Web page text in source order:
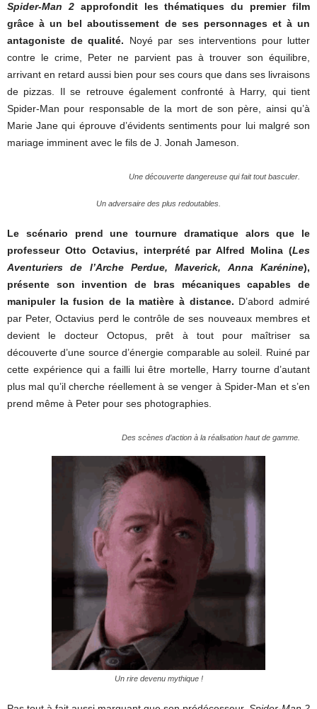
Spider-Man 2approfondit les thématiques du premier film
grâce à un bel aboutissement de ses personnages et à un
antagoniste de qualité. Noyé par ses interventions pour lutter
contre le crime, Peter ne parvient pas à trouver son équilibre,
arrivant en retard aussi bien pour ses cours que dans ses livraisons
de pizzas. Il se retrouve également confronté à Harry, qui tient
Spider-Man pour responsable de la mort de son père, ainsi qu’à
Marie Jane qui éprouve d’évidents sentiments pour lui malgré son
mariage imminent avec le fils de J. Jonah Jameson.
Une découverte dangereuse qui fait tout basculer.
Un adversaire des plus redoutables.
Le scénario prend une tournure dramatique alors que le
professeur Otto Octavius, interprété par Alfred Molina (Les
Aventuriers de l’Arche Perdue, Maverick, Anna Karénine),
présente son invention de bras mécaniques capables de
manipuler la fusion de la matière à distance. D’abord admiré
par Peter, Octavius perd le contrôle de ses nouveaux membres et
devient le docteur Octopus, prêt à tout pour maîtriser sa
découverte d’une source d’énergie comparable au soleil. Ruiné par
cette expérience qui a failli lui être mortelle, Harry tourne d’autant
plus mal qu’il cherche réellement à se venger à Spider-Man et s’en
prend même à Peter pour ses photographies.
Des scènes d’action à la réalisation haut de gamme.
Un rire devenu mythique !